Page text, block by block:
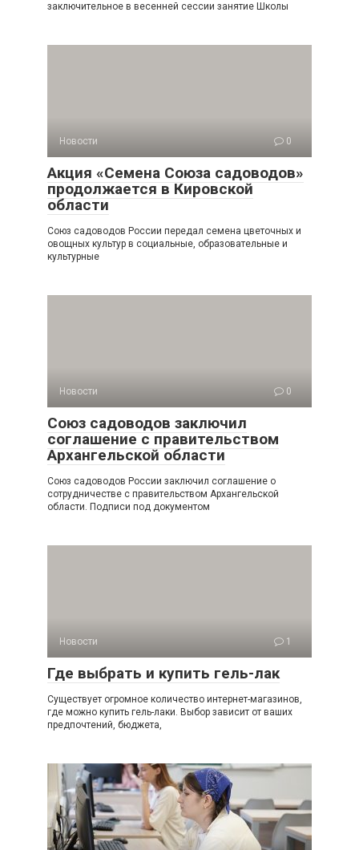
заключительное в весенней сессии занятие Школы
Новости 0
Акция «Семена Союза садоводов»
продолжается в Кировской
области
Союз садоводов России передал семена цветочных и
овощных культур в социальные, образовательные и
культурные
Новости 0
Союз садоводов заключил
соглашение с правительством
Архангельской области
Союз садоводов России заключил соглашение о
сотрудничестве с правительством Архангельской
области. Подписи под документом
Новости 1
Где выбрать и купить гель-лак
Существует огромное количество интернет-магазинов,
где можно купить гель-лаки. Выбор зависит от ваших
предпочтений, бюджета,